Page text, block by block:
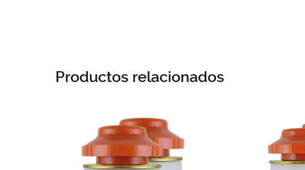
Productos relacionados